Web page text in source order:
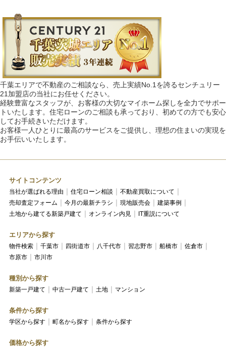
千葉エリアで不動産のご相談なら、売上実績No.1を誇るセンチュリー
21加盟店の当社にお任せください。
経験豊富なスタッフが、お客様の大切なマイホーム探しを全力でサポー
トいたします。住宅ローンのご相談も承っており、初めての方でも安心
してお手続きいただけます。
お客様一人ひとりに最高のサービスをご提供し、理想の住まいの実現を
お手伝いいたします。
サイトコンテンツ
当社が選ばれる理由 住宅ローン相談
不動産買取について
売却査定フォーム
今月の最新チラシ 現地販売会
建築事例
土地から建てる新築戸建て
オンライン内見 IT重説について
エリアから探す
物件検索 千葉市 四街道市 八千代市 習志野市 船橋市
佐倉市
市原市
市川市
種別から探す
新築一戸建て 中古一戸建て 土地 マンション
条件から探す
学区から探す 町名から探す 条件から探す
価格から探す